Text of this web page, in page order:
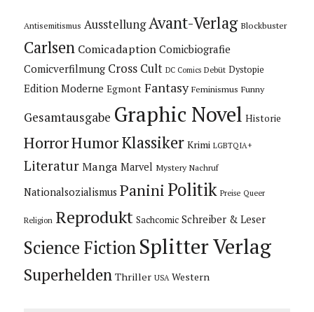
Antisemitismus Ausstellung Avant-Verlag Blockbuster
Carlsen Comicadaption Comicbiografie
Comicverfilmung Cross Cult DC Comics Debüt Dystopie
Edition Moderne Egmont Fantasy Feminismus Funny
Gesamtausgabe Graphic Novel Historie
HorrorHumorKlassiker Krimi LGBTQIA+
Literatur Manga Marvel Mystery Nachruf
Nationalsozialismus Panini Politik Preise Queer
Religion Reprodukt Sachcomic Schreiber & Leser
Science Fiction Splitter Verlag
Superhelden Thriller USA Western